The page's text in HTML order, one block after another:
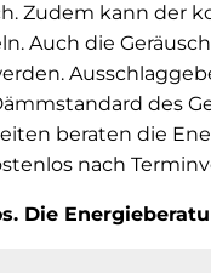
Zudem kann der
Auch die
des
beraten die
nach
Die